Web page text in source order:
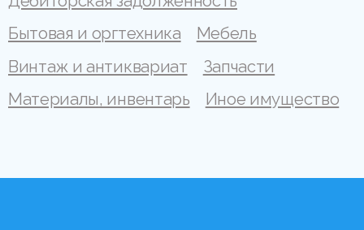
Бытовая и оргтехника
Мебель
Винтаж и антиквариат
Запчасти
Материалы, инвентарь
Иное имущество